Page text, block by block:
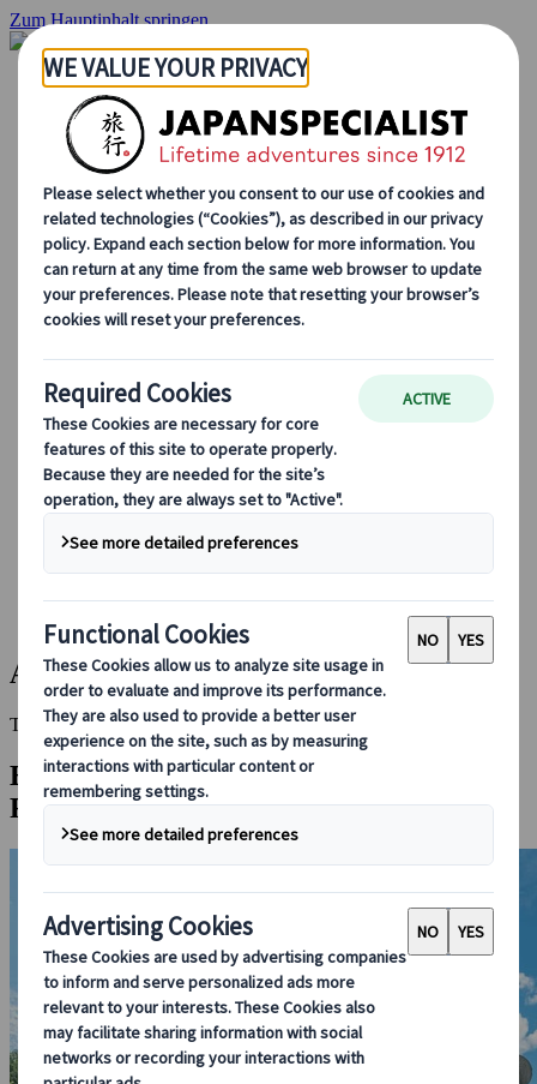
Zum Hauptinhalt springen
Startseite
Rundreisen
Individuelle Reisen
Gruppenreisen
Selbstfahrerreisen
Ausflüge
Massgeschneiderte Gruppenreisen
Japan Rail Pass
Wie wir arbeiten
Über uns
Treffen Sie unser Team
Werden Sie Teil unseres Teams
Saisonale Reisetipps
Highlights des Reiseziels
Kulturelle Einblicke
Kulinarische Erlebnisse
Entdecke Japan mit dem Zug
Häufig gestellte Fragen
Wichtige Informationen
Etikette in Japan
Autofahren in Japan
Bei uns buchen
Japan Rail Pass
Unterkunft
Online-Beratung
Aomori
This Destination is disabled to display.
Entdecken Sie andere Reiseziele in dieser
Region